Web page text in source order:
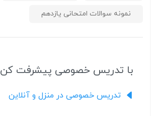
نمونه سوالات امتحانی یازدهم
با تدریس خصوصی پیشرفت کن
تدریس خصوصی در منزل و آنلاین